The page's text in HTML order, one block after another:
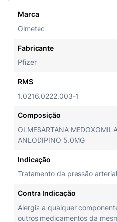
alta;Trombose.
OLMETECANLO
Olmesartana
IDENTIFICAÇÃO DO
comercial:OlmetecANLO.
Olmesartana
Forma farmacêutica e
apresentações:
embalagens contendo 7
revestidos.OlmetecANLO
embalagens contendo 7
revestidos.OlmetecANLO
embalagens contendo 7
revestidos.
Marca
Olmetec
Fabricante
Pfizer
RMS
1.0216.0222.003-1
Composição
OLMESARTANA
ANLODIPINO 5.0MG
Indicação
Tratamento da pressão
Contra Indicação
Alergia a qualquer
outros medicamentos da